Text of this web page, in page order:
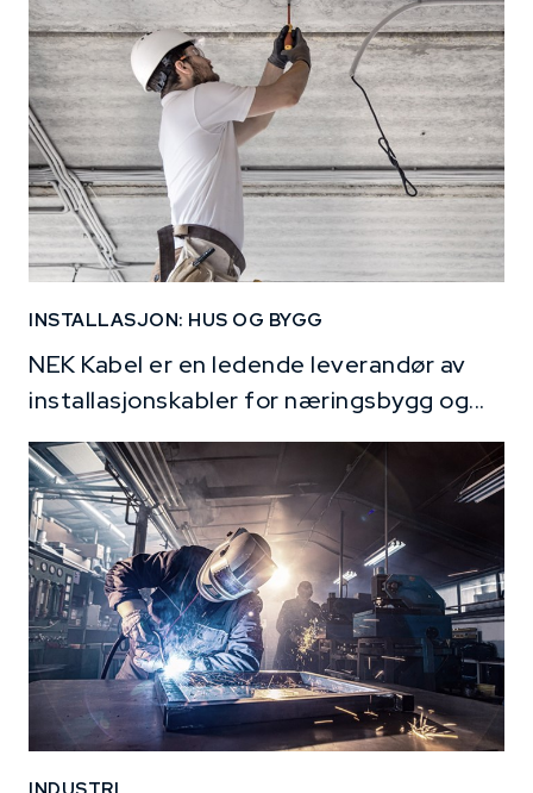
INSTALLASJON: HUS OG BYGG
NEK Kabel er en ledende leverandør av
installasjonskabler for næringsbygg og...